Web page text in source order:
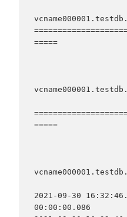
=====
=====
2021-09-30
00:00:00.086